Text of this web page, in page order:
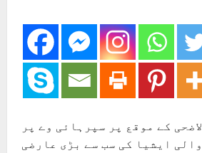
کے موقع پر سپرہائی وے پر
ایشیا کی سب سے بڑی عارضی